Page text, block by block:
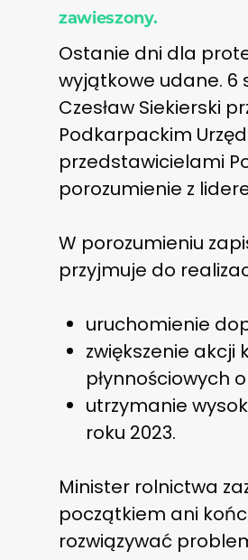
zawieszony.
Ostanie dni dla
wyjątkowe udane. 6
Czesław Siekierski
Podkarpackim
przedstawicielami
porozumienie z
W porozumieniu
przyjmuje do
uruchomienie
zwiększenie
płynnościowych
utrzymanie
roku 2023.
Minister rolnictwa
początkiem ani
rozwiązywać